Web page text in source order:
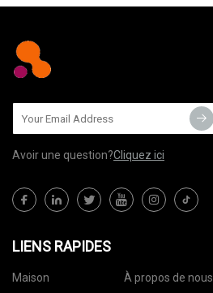
Avoir une question?Cliquez ici
LIENS RAPIDES
Maison À propos de nous